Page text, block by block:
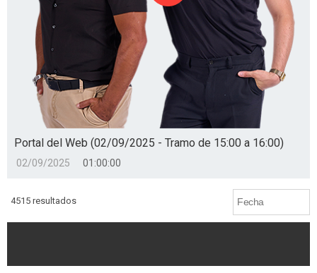
Portal del Web (02/09/2025 - Tramo de 15:00 a 16:00)
02/09/2025 01:00:00
4515 resultados